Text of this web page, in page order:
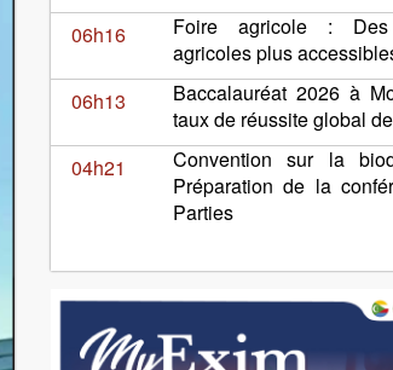
06h16
Foire agricole : Des
agricoles plus
06h13
Baccalauréat 2026 à
taux de réussite global
04h21
Convention sur la
Préparation de la
Parties